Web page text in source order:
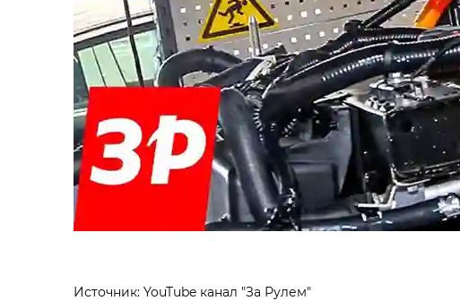
Источник: YouTube канал "За Рулем"